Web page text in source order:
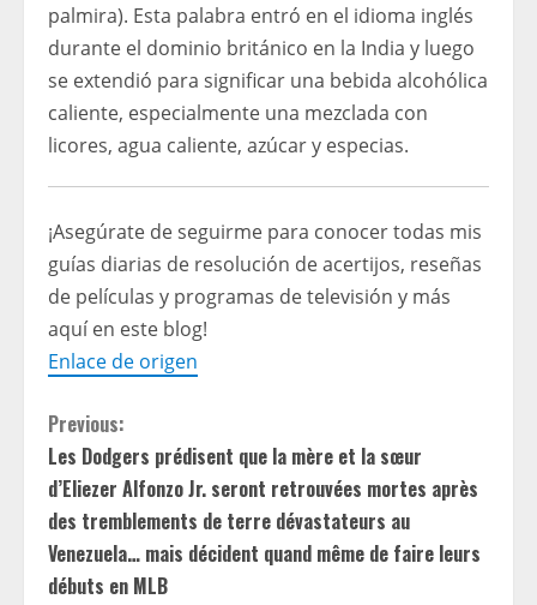
palmira). Esta palabra entró en el idioma inglés
durante el dominio británico en la India y luego
se extendió para significar una bebida alcohólica
caliente, especialmente una mezclada con
licores, agua caliente, azúcar y especias.
¡Asegúrate de seguirme para conocer todas mis
guías diarias de resolución de acertijos, reseñas
de películas y programas de televisión y más
aquí en este blog!
Enlace de origen
C
o
n
t
Previous:
Les Dodgers prédisent que la mère et la sœur
d’Eliezer Alfonzo Jr. seront retrouvées mortes après
des tremblements de terre dévastateurs au
Venezuela… mais décident quand même de faire leurs
débuts en MLB